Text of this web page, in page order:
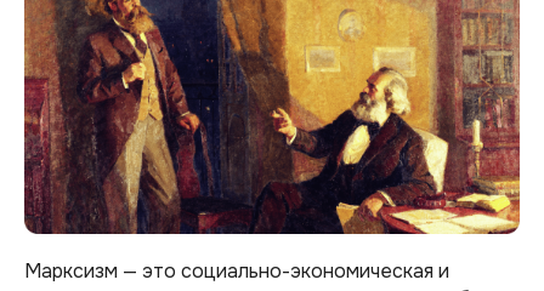
Марксизм — это социально-экономическая и